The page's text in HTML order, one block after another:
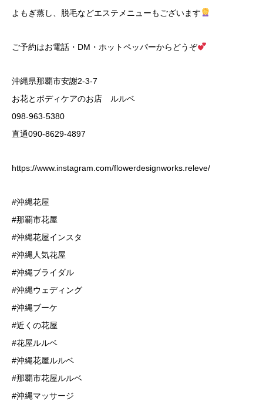
よもぎ蒸し、脱毛などエステメニューもございます
ご予約はお電話・DM・ホットペッパーからどうぞ
沖縄県那覇市安謝2-3-7
お花とボディケアのお店 ルルベ
098-963-5380
直通090-8629-4897
https://www.instagram.com/flowerdesignworks.releve/
#沖縄花屋
#那覇市花屋
#沖縄花屋インスタ
#沖縄人気花屋
#沖縄ブライダル
#沖縄ウェディング
#沖縄ブーケ
#近くの花屋
#花屋ルルベ
#沖縄花屋ルルベ
#那覇市花屋ルルベ
#沖縄マッサージ